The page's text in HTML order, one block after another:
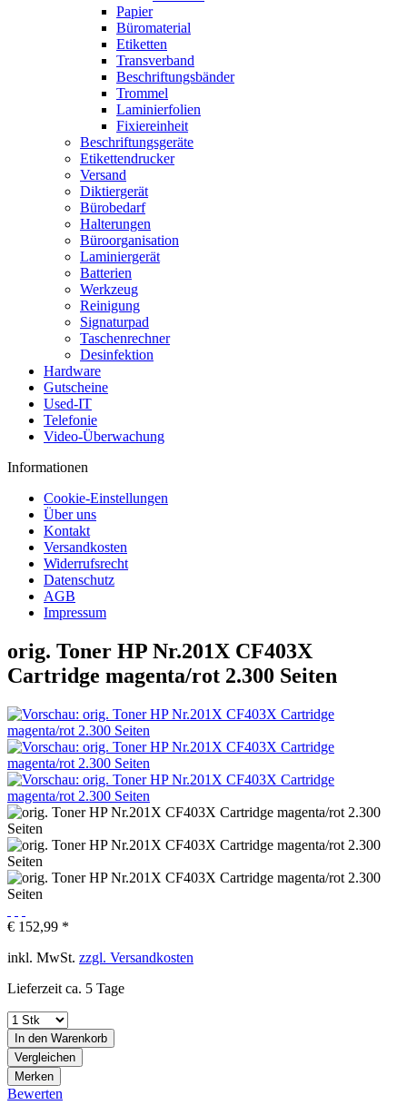
Papier
Büromaterial
Etiketten
Transverband
Beschriftungsbänder
Trommel
Laminierfolien
Fixiereinheit
Beschriftungsgeräte
Etikettendrucker
Versand
Diktiergerät
Bürobedarf
Halterungen
Büroorganisation
Laminiergerät
Batterien
Werkzeug
Reinigung
Signaturpad
Taschenrechner
Desinfektion
Hardware
Gutscheine
Used-IT
Telefonie
Video-Überwachung
Informationen
Cookie-Einstellungen
Über uns
Kontakt
Versandkosten
Widerrufsrecht
Datenschutz
AGB
Impressum
orig. Toner HP Nr.201X CF403X
Cartridge magenta/rot 2.300 Seiten
€ 152,99 *
inkl. MwSt. zzgl. Versandkosten
Lieferzeit ca. 5 Tage
In den Warenkorb
Vergleichen
Merken
Bewerten